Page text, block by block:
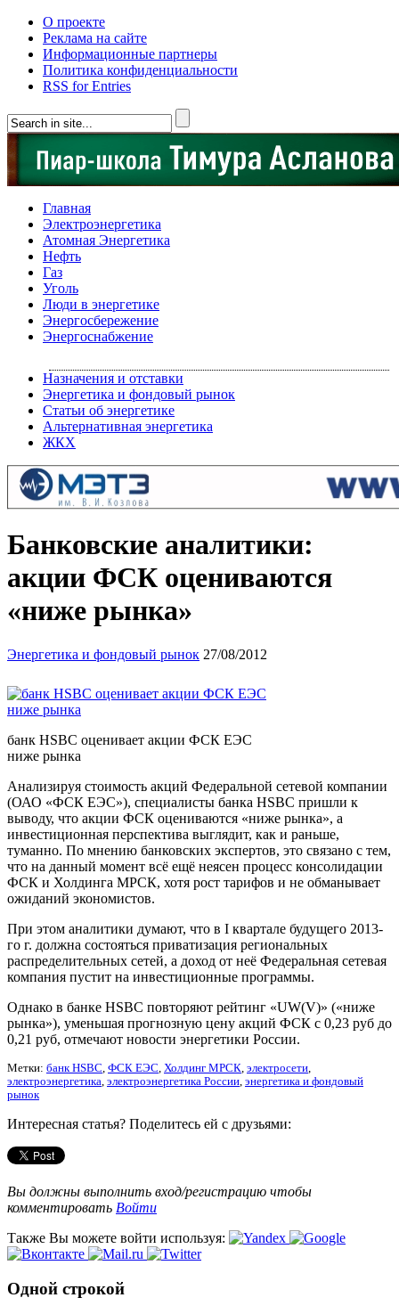
О проекте
Реклама на сайте
Информационные партнеры
Политика конфиденциальности
RSS for Entries
Главная
Электроэнергетика
Атомная Энергетика
Нефть
Газ
Уголь
Люди в энергетике
Энергосбережение
Энергоснабжение
Назначения и отставки
Энергетика и фондовый рынок
Статьи об энергетике
Альтернативная энергетика
ЖКХ
Банковские аналитики:
акции ФСК оцениваются
«ниже рынка»
Энергетика и фондовый рынок 27/08/2012
банк HSBC оценивает акции ФСК ЕЭС
ниже рынка
Анализируя стоимость акций Федеральной сетевой компании
(ОАО «ФСК ЕЭС»), специалисты банка HSBC пришли к
выводу, что акции ФСК оцениваются «ниже рынка», а
инвестиционная перспектива выглядит, как и раньше,
туманно. По мнению банковских экспертов, это связано с тем,
что на данный момент всё ещё неясен процесс консолидации
ФСК и Холдинга МРСК, хотя рост тарифов и не обманывает
ожиданий экономистов.
При этом аналитики думают, что в I квартале будущего 2013-
го г. должна состояться приватизация региональных
распределительных сетей, а доход от неё Федеральная сетевая
компания пустит на инвестиционные программы.
Однако в банке HSBC повторяют рейтинг «UW(V)» («ниже
рынка»), уменьшая прогнозную цену акций ФСК с 0,23 руб до
0,21 руб, отмечают новости энергетики России.
Метки: банк HSBC, ФСК ЕЭС, Холдинг МРСК, электросети,
электроэнергетика, электроэнергетика России, энергетика и фондовый
рынок
Интересная статья? Поделитесь ей с друзьями:
Вы должны выполнить вход/регистрацию чтобы
комментировать Войти
Также Вы можете войти используя:
Одной строкой